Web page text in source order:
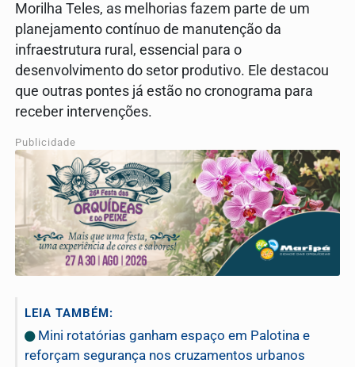
Morilha Teles, as melhorias fazem parte de um
planejamento contínuo de manutenção da
infraestrutura rural, essencial para o
desenvolvimento do setor produtivo. Ele destacou
que outras pontes já estão no cronograma para
receber intervenções.
Publicidade
LEIA TAMBÉM:
Mini rotatórias ganham espaço em Palotina e
reforçam segurança nos cruzamentos urbanos